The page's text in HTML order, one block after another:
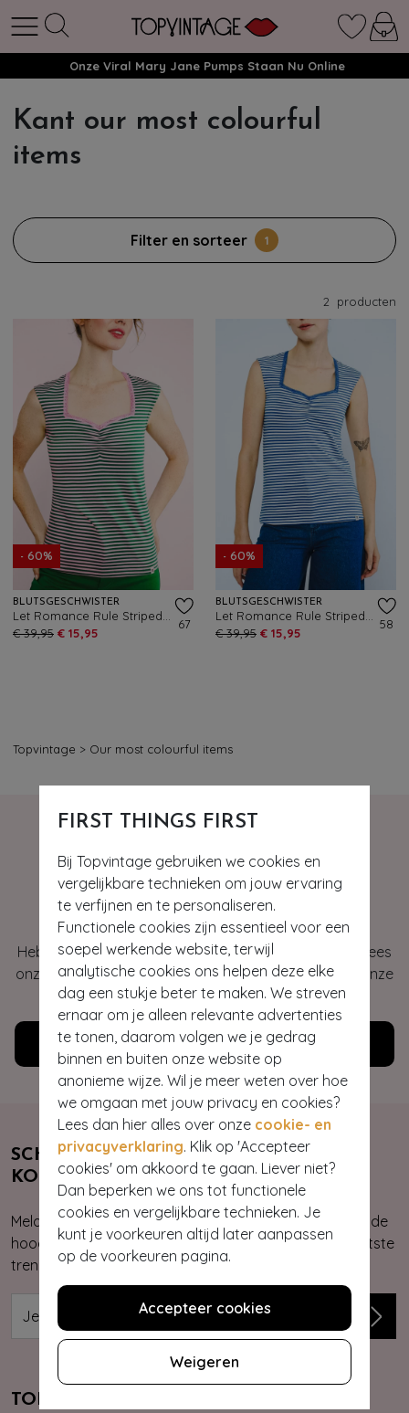
FIRST THINGS FIRST
Bij Topvintage gebruiken we cookies en
vergelijkbare technieken om jouw ervaring
te verfijnen en te personaliseren.
Functionele cookies zijn essentieel voor een
soepel werkende website, terwijl
analytische cookies ons helpen deze elke
dag een stukje beter te maken. We streven
ernaar om je alleen relevante advertenties
te tonen, daarom volgen we je gedrag
binnen en buiten onze website op
anonieme wijze. Wil je meer weten over hoe
we omgaan met jouw privacy en cookies?
Lees dan hier alles over onze cookie- en
privacyverklaring. Klik op 'Accepteer
cookies' om akkoord te gaan. Liever niet?
Dan beperken we ons tot functionele
cookies en vergelijkbare technieken. Je
kunt je voorkeuren altijd later aanpassen
op de voorkeuren pagina.
Accepteer cookies
Weigeren
Onze Viral Mary Jane Pumps Staan Nu Online
Kant our most colourful
items
Filter en sorteer 1
2 producten
- 60%
BLUTSGESCHWISTER
€ 39,95 € 15,95
67
- 60%
BLUTSGESCHWISTER
€ 39,95 € 15,95
58
Topvintage > Our most colourful items
Hey gorgeous
Heb je vragen of heb je hulp nodig bij je bestelling? Lees
onze veelgestelde vragen of neem contact op met onze
klantenservice. Wij helpen je graag!
Klantenservice
SCHRIJF JE NU IN & ONTVANG 10%
KORTING
Meld je aan voor onze nieuwsbrief. Zo ben je altijd op de
hoogte van onze nieuwste & exclusieve collecties, laatste
trends, kortingsacties en giveaways.
TOPVINTAGE STORE & OUTLET